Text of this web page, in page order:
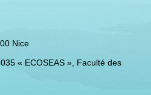
Nice
« ECOSEAS », Faculté des